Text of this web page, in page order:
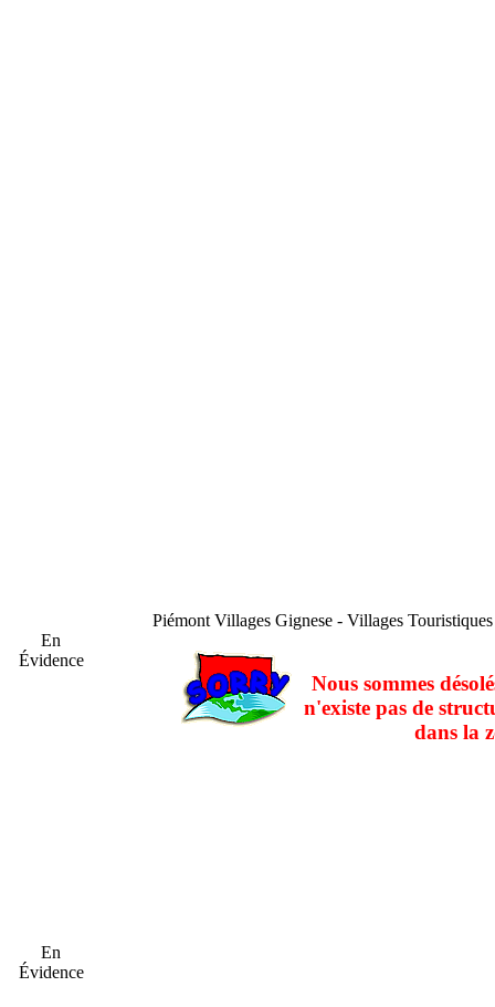
En
Évidence
En
Évidence
Piémont Villages Gignese - Villages
Nous sommes
n'existe pas de
dans la